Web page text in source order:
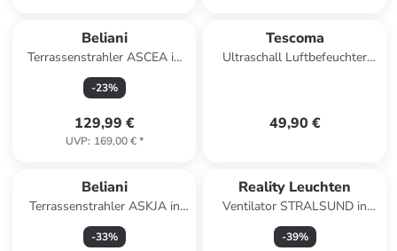
Beliani
Terrassenstrahler ASCEA in
Schwarz - (W) 43 x (H) 22 x
(L) 43 cm
-23%
129,99 €
UVP: 169,00 €*
Tescoma
Ultraschall Luftbefeuchter
49,90 €
Beliani
Terrassenstrahler ASKJA in
Silber - (W) 45 x (H) 205 x (L)
45 cm
-33%
Reality Leuchten
Ventilator STRALSUND in
titanfarbig
-39%